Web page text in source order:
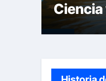
Ciencia